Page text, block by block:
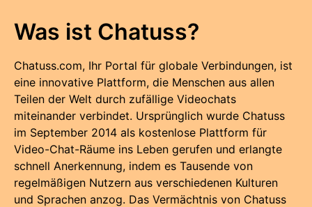
Was ist Chatuss?
Chatuss.com, Ihr Portal für globale Verbindungen, ist
eine innovative Plattform, die Menschen aus allen
Teilen der Welt durch zufällige Videochats
miteinander verbindet. Ursprünglich wurde Chatuss
im September 2014 als kostenlose Plattform für
Video-Chat-Räume ins Leben gerufen und erlangte
schnell Anerkennung, indem es Tausende von
regelmäßigen Nutzern aus verschiedenen Kulturen
und Sprachen anzog. Das Vermächtnis von Chatuss